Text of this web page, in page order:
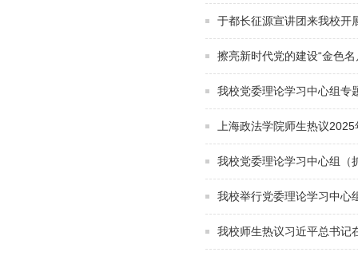
于都长征源宣讲团来我校开
擦亮新时代党的建设“金色
我校党委理论学习中心组专
上海政法学院师生热议
我校党委理论学习中心组（
我校举行党委理论学习中心
我校师生热议习近平总书记